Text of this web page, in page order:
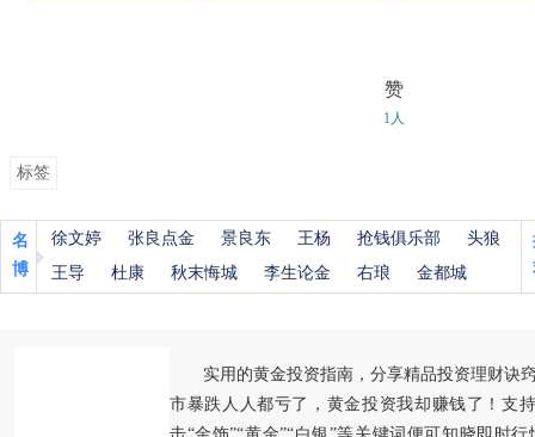
赞
1人
标签
名
博
徐文婷 张良点金 景良东 王杨 抢钱俱乐部
头狼
王导
杜康 秋末悔城 李生论金 右琅 金都城
实用的黄金投资指南，分享精品投资理财诀
市暴跌人人都亏了，黄金投资我却赚钱了！支